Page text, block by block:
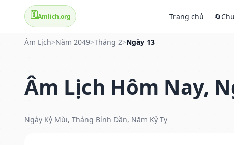
🗓️Amlich.org Trang chủ 🔄
Âm Lịch>Năm 2049>Tháng 2>Ngày 13
Âm Lịch Hôm Nay,
Ngày Kỷ Mùi, Tháng Bính Dần, Năm Kỷ Tỵ